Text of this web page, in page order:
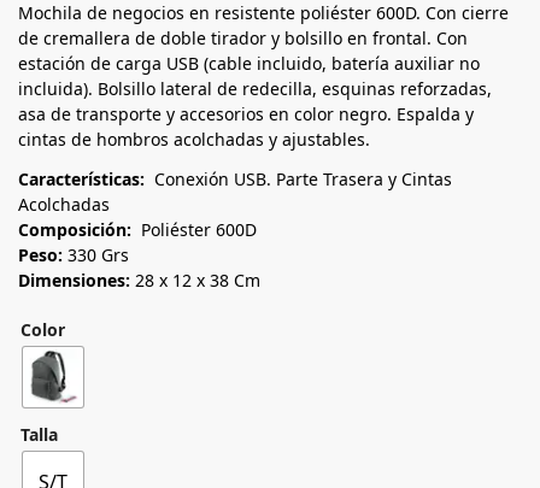
Mochila de negocios en resistente poliéster 600D. Con cierre
de cremallera de doble tirador y bolsillo en frontal. Con
estación de carga USB (cable incluido, batería auxiliar no
incluida). Bolsillo lateral de redecilla, esquinas reforzadas,
asa de transporte y accesorios en color negro. Espalda y
cintas de hombros acolchadas y ajustables.
Características: Conexión USB. Parte Trasera y Cintas
Acolchadas
Composición: Poliéster 600D
Peso: 330 Grs
Dimensiones: 28 x 12 x 38 Cm
Color
Talla
S/T